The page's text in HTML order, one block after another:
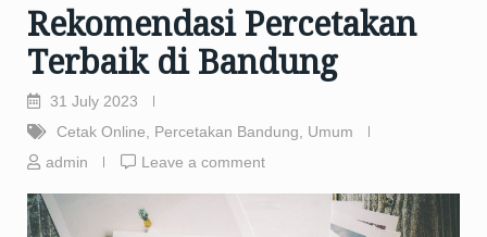
Rekomendasi Percetakan
Terbaik di Bandung
31 July 2023
Cetak Online, Percetakan Bandung, Umum
admin
Leave a comment